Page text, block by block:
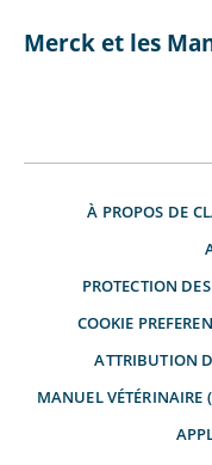
Merck et les
À PROPOS DE
PROTECTION
COOKIE
ATTRIBUTION
MANUEL VÉTÉRINAIRE